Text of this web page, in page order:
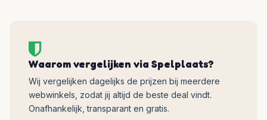
Waarom vergelijken via Spelplaats?
Wij vergelijken dagelijks de prijzen bij meerdere
webwinkels, zodat jij altijd de beste deal vindt.
Onafhankelijk, transparant en gratis.